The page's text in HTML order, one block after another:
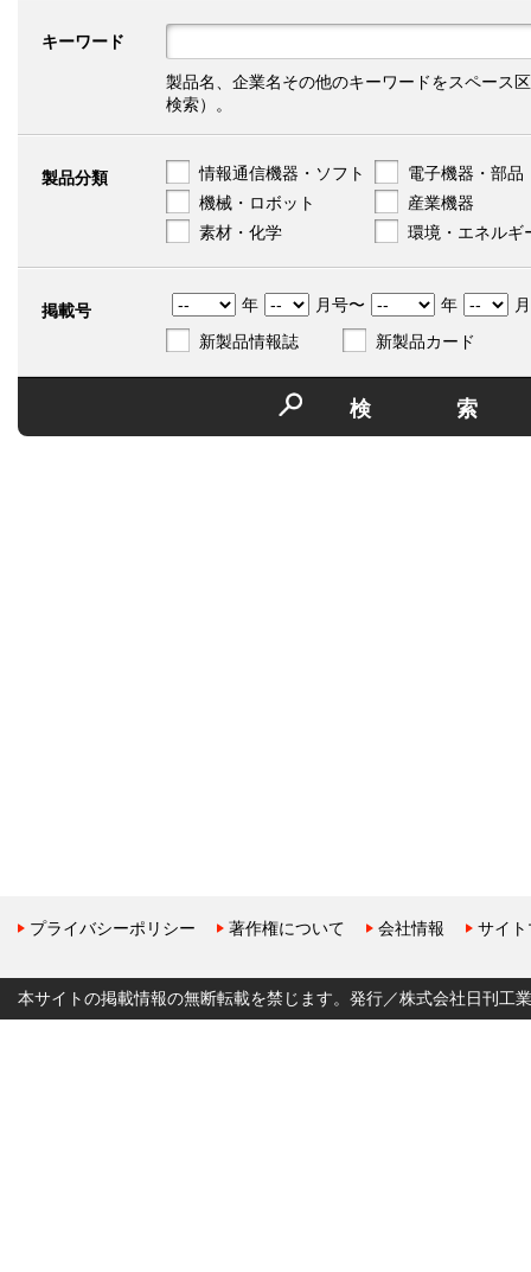
キーワード
製品名、企業名その他のキーワードをスペース
検索）。
製品分類 情報通信機器・ソフト
電子機器・部品
機械・ロボット
産業機器
素材・化学
環境・エネルギ
掲載号 年 月号〜 年
新製品情報誌
新製品カード
検
プライバシーポリシー 著作権について 会社情報 サイ
本サイトの掲載情報の無断転載を禁じます。発行／株式会社日刊